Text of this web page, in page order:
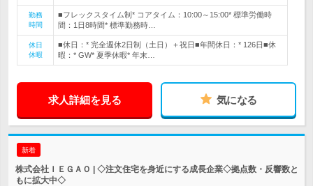
勤務
時間
■フレックスタイム制* コアタイム：10:00～15:00* 標準労働時
間：1日8時間* 標準勤務時…
休日
休暇
■休日：* 完全週休2日制（土日）＋祝日■年間休日：* 126日■休
暇：* GW* 夏季休暇* 年末…
求人詳細を見る 気になる
新着
株式会社ＩＥＧＡＯ | ◇注文住宅を身近にする成長企業◇拠点数・反響数と
もに拡大中◇